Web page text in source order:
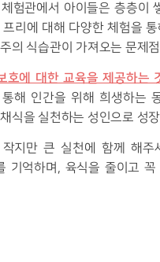
험관에서 아이들은 층층이
리에 대해 다양한 체험을
의 식습관이 가져오는 문제
호에 대한 교육을 제공하
해 인간을 위해 희생하는
식을 실천하는 성인으로 성
지만 큰 실천에 함께 해
기억하며, 육식을 줄이고